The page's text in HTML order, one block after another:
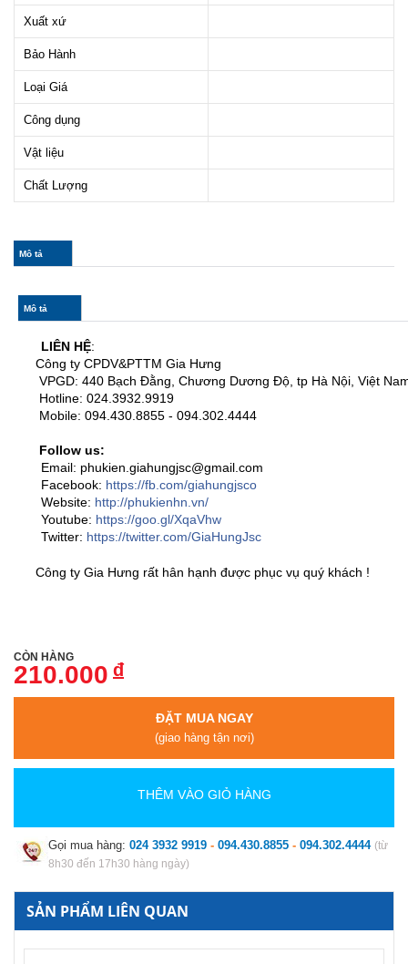
Xuất xứ
Bảo Hành
Loại Giá
Công dụng
Vật liệu
Chất Lượng
col_horizontal
Mô tả
Mô tả
LIÊN HỆ:
Công ty CPDV&PTTM Gia Hưng
VPGD: 440 Bạch Đằng, Chương Dương Độ, tp Hà Nội, Việt
Hotline: 024.3932.9919
Mobile: 094.430.8855 - 094.302.4444
Follow us:
Email: phukien.giahungjsc@gmail.com
Facebook: https://fb.com/giahungjsco
Website: http://phukienhn.vn/
Youtube: https://goo.gl/XqaVhw
Twitter: https://twitter.com/GiaHungJsc
Công ty Gia Hưng rất hân hạnh được phục vụ quý khách !
CÒN HÀNG
210.000 đ
ĐẶT MUA NGAY
(giao hàng tận nơi)
THÊM VÀO GIỎ HÀNG
Gọi mua hàng: 024 3932 9919 - 094.430.8855 - 094.302.4444 (từ
8h30 đến 17h30 hàng ngày)
SẢN PHẨM LIÊN QUAN